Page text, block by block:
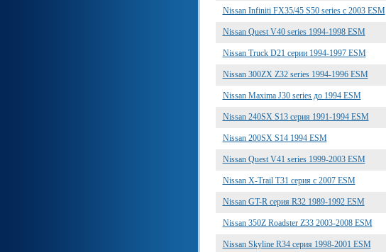
Nissan Infiniti FX35/45 S50 series c 2003 ESM
Nissan Quest V40 series 1994-1998 ESM
Nissan Truck D21 серии 1994-1997 ESM
Nissan 300ZX Z32 series 1994-1996 ESM
Nissan Maxima J30 series до 1994 ESM
Nissan 240SX S13 серия 1991-1994 ESM
Nissan 200SX S14 1994 ESM
Nissan Quest V41 series 1999-2003 ESM
Nissan X-Trail T31 серия с 2007 ESM
Nissan GT-R серия R32 1989-1992 ESM
Nissan 350Z Roadster Z33 2003-2008 ESM
Nissan Skyline R34 серия 1998-2001 ESM